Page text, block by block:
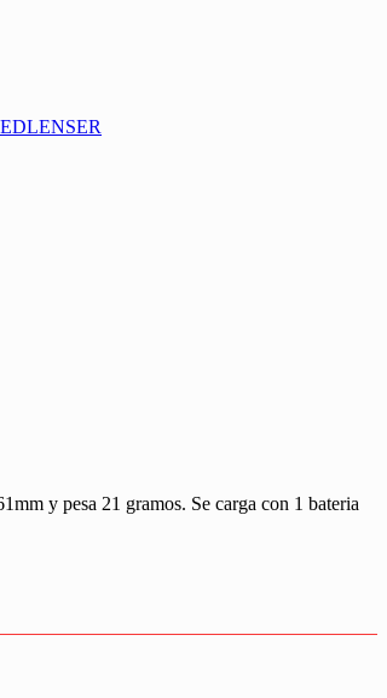
y pesa 21 gramos. Se carga con 1 bateria